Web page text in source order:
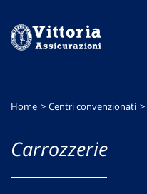
menu
contenuto
footer
Home Centri convenzionati
Carrozzerie